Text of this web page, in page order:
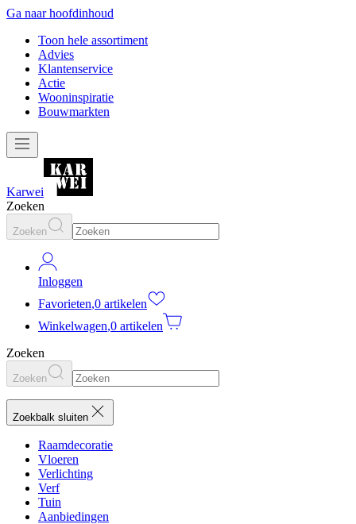
Ga naar hoofdinhoud
Toon hele assortiment
Advies
Klantenservice
Actie
Wooninspiratie
Bouwmarkten
Karwei
Zoeken
Zoeken
Inloggen
Favorieten,0 artikelen
Winkelwagen,0 artikelen
Zoeken
Zoeken
Zoekbalk sluiten
Raamdecoratie
Vloeren
Verlichting
Verf
Tuin
Aanbiedingen